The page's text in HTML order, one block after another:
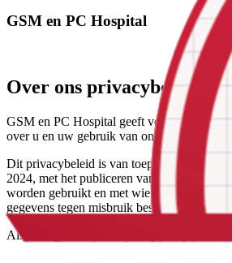
GSM en PC Hospital
Over ons privacybeleid
GSM en PC Hospital geeft veel om uw
over u en uw gebruik van onze diensten
Dit privacybeleid is van toepassing op het
2024, met het publiceren van een nieuwe
worden gebruikt en met wie en onder
gegevens tegen misbruik beschermen en
Als u vragen heeft over ons privacybeleid